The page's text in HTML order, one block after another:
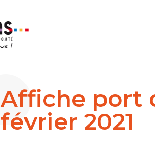
Affiche port
février 2021